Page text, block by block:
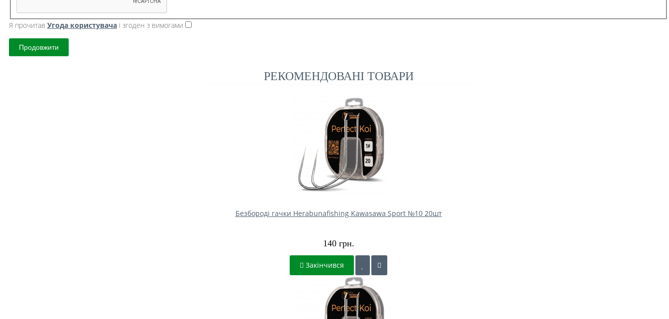
Я прочитав Угода користувача і згоден з вимогами
Продовжити
РЕКОМЕНДОВАНІ ТОВАРИ
Безбороді гачки Herabunafishing Kawasawa Sport №10 20шт
140 грн.
Закінчився